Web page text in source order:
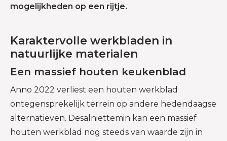
mogelijkheden op een rijtje.
Karaktervolle werkbladen in
natuurlijke materialen
Een massief houten keukenblad
Anno 2022 verliest een houten werkblad
ontegensprekelijk terrein op andere hedendaagse
alternatieven. Desalniettemin kan een massief
houten werkblad nog steeds van waarde zijn in